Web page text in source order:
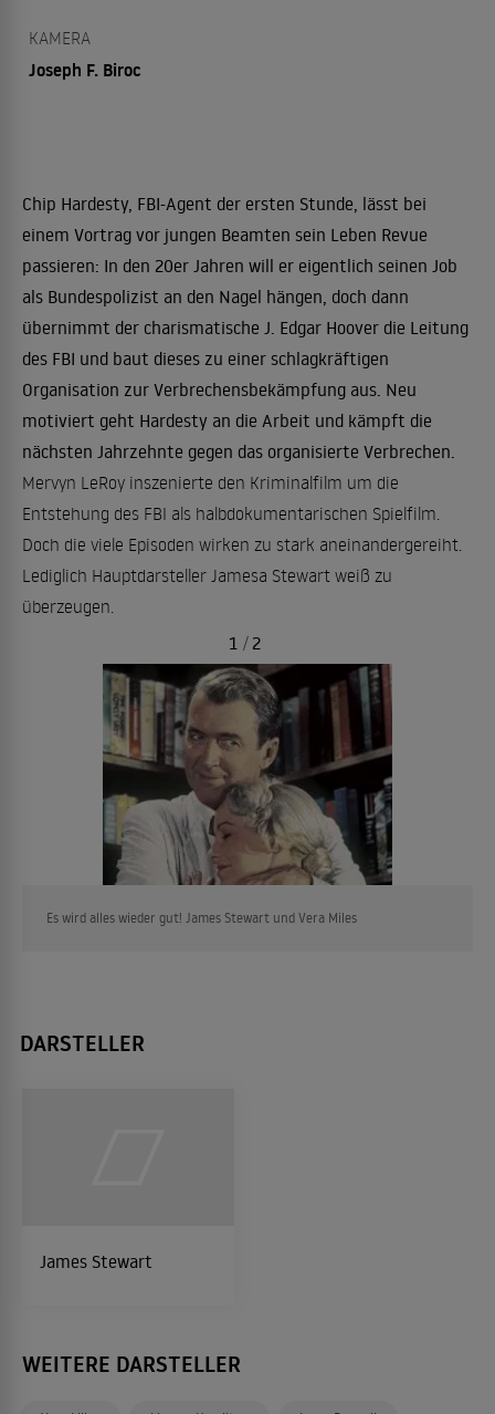
KAMERA
Joseph F. Biroc
Chip Hardesty, FBI-Agent der ersten Stunde, lässt bei
einem Vortrag vor jungen Beamten sein Leben Revue
passieren: In den 20er Jahren will er eigentlich seinen Job
als Bundespolizist an den Nagel hängen, doch dann
übernimmt der charismatische J. Edgar Hoover die Leitung
des FBI und baut dieses zu einer schlagkräftigen
Organisation zur Verbrechensbekämpfung aus. Neu
motiviert geht Hardesty an die Arbeit und kämpft die
nächsten Jahrzehnte gegen das organisierte Verbrechen.
Mervyn LeRoy inszenierte den Kriminalfilm um die
Entstehung des FBI als halbdokumentarischen Spielfilm.
Doch die viele Episoden wirken zu stark aneinandergereiht.
Lediglich Hauptdarsteller Jamesa Stewart weiß zu
überzeugen.
Es wird alles wieder gut! James Stewart und Vera Miles
1 / 2
DARSTELLER
James Stewart
WEITERE DARSTELLER